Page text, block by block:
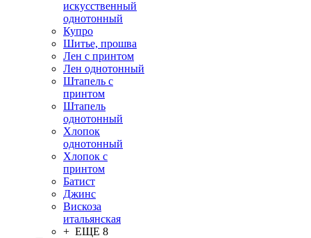
искусственный
однотонный
Купро
Шитье, прошва
Лен с принтом
Лен однотонный
Штапель с
принтом
Штапель
однотонный
Хлопок
однотонный
Хлопок с
принтом
Батист
Джинс
Вискоза
итальянская
+ ЕЩЕ 8